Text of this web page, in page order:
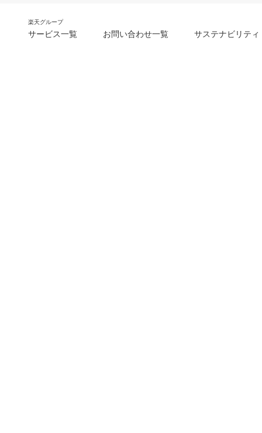
楽天グループ
サービス一覧 お問い合わせ一覧 サステナビリティ